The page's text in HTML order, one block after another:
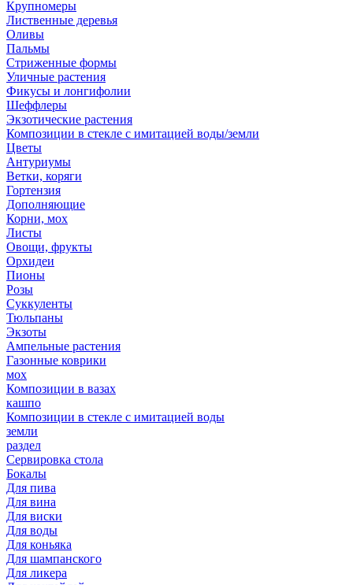
Крупномеры
Лиственные деревья
Оливы
Пальмы
Стриженные формы
Уличные растения
Фикусы и лонгифолии
Шеффлеры
Экзотические растения
Композиции в стекле с имитацией воды/земли
Цветы
Антуриумы
Ветки, коряги
Гортензия
Дополняющие
Корни, мох
Листы
Овощи, фрукты
Орхидеи
Пионы
Розы
Суккуленты
Тюльпаны
Экзоты
Ампельные растения
Газонные коврики
мох
Композиции в вазах
кашпо
Композиции в стекле с имитацией воды
земли
раздел
Сервировка стола
Бокалы
Для пива
Для вина
Для виски
Для воды
Для коньяка
Для шампанского
Для ликера